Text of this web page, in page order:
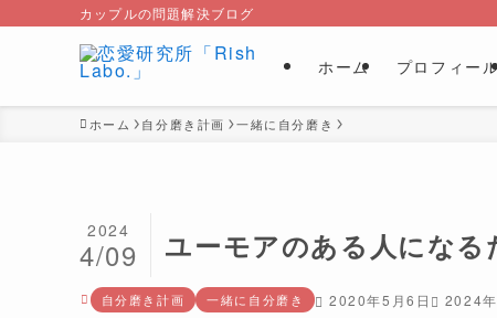
カップルの問題解決ブログ
ホーム プロフィール
ホーム 自分磨き計画 一緒に自分磨き
ユーモアのある人にな
2024
4/09
自分磨き計画 一緒に自分磨き 2020年5月6日 2024